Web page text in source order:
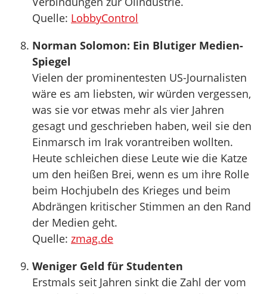
Quelle: LobbyControl
Norman Solomon: Ein Blutiger Medien-
Spiegel
Vielen der prominentesten US-Journalisten
wäre es am liebsten, wir würden vergessen,
was sie vor etwas mehr als vier Jahren
gesagt und geschrieben haben, weil sie den
Einmarsch im Irak vorantreiben wollten.
Heute schleichen diese Leute wie die Katze
um den heißen Brei, wenn es um ihre Rolle
beim Hochjubeln des Krieges und beim
Abdrängen kritischer Stimmen an den Rand
der Medien geht.
Quelle: zmag.de
Weniger Geld für Studenten
Erstmals seit Jahren sinkt die Zahl der vom